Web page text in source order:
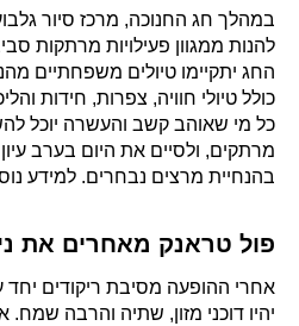
במהלך חג החנוכה, מרכז סיור
להנות ממגוון פעילויות מרתקות
החג יתקיימו טיולים משפחתיים
כולל טיולי חוויה, צפרות, חידות
כל מי שאוהב קשב והעשרה יוכל
מרתקים, ולסיים את היום בערב עיון
בהנחיית מרצים נבחרים. למידע
פול טראנק מאחרים את
אחרי ההופעה מסיבת ריקודים
יהיו דוכני מזון, שתיה והרבה שמח.